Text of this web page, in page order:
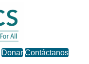
Donar Contáctanos